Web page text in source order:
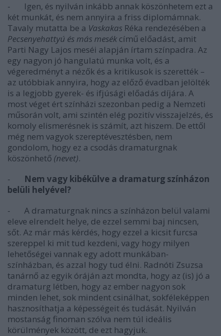
- Igen, és nyilván inkább annak köszönhetem ezt a
két munkát, és nem annyira a friss diplomámnak.
Tavaly mutatta be a Vaskakas Réka rendezésében a
Pecsenyehattyú és más mesék című előadást, amit
Parti Nagy Lajos meséi alapján írtam színpadra. Az
egy nagyon jó hangulatú munka volt, és a
végeredményt a nézők és a kritikusok is szerették –
az utóbbiak annyira, hogy az előző évadban jelölték
is a legjobb gyerek- és ifjúsági előadás díjára. A
most véget ért színházi szezonban pedig a Nemzeti
műsorán volt, ami szintén elég pozitív visszajelzés, és
komoly elismerésnek is számít, azt hiszem. De ettől
még nem vagyok szereptévesztésben, nem
gondolom, hogy ez a csodás dramaturgnak
köszönhető (nevet).
- Nem vagy kibékülve a dramaturg színházon
belüli helyével?
- A dramaturgnak nincs a színházon belül valami
eleve elrendelt helye, de ezzel semmi baj nincsen,
sőt. Az már más kérdés, hogy ezzel a kicsit furcsa
szereppel ki mit tud kezdeni, vagy hogy milyen
lehetőségei vannak egy adott munkában-
színházban, és azzal hogy tud élni. Radnóti Zsuzsa
tanárnő az egyik óráján azt mondta, hogy az (is) jó a
dramaturg létben, hogy az ember nagyon sok
minden lehet, sok mindent csinálhat, sokféleképpen
hasznosíthatja a képességeit és tudását. Nyilván
mostanság finoman szólva nem túl ideális
körülmények között, de ezt hagyjuk.